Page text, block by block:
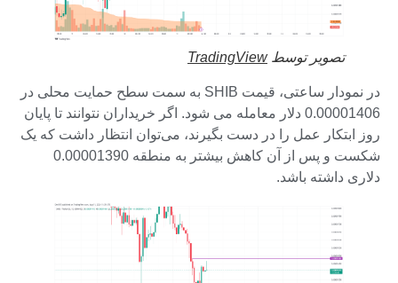
تصویر توسطTradingView
در نمودار ساعتی، قیمت SHIB به سمت سطح حمایت محلی در
0.00001406 دلار معامله می شود. اگر خریداران نتوانند تا پایان
روز ابتکار عمل را در دست بگیرند، می‌توان انتظار داشت که یک
شکست و پس از آن کاهش بیشتر به منطقه 0.00001390
دلاری داشته باشد.